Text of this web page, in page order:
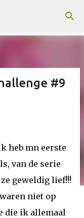
#9
heb mn eerste
van de serie
geweldig lief!!!
niet op
die ik allemaal